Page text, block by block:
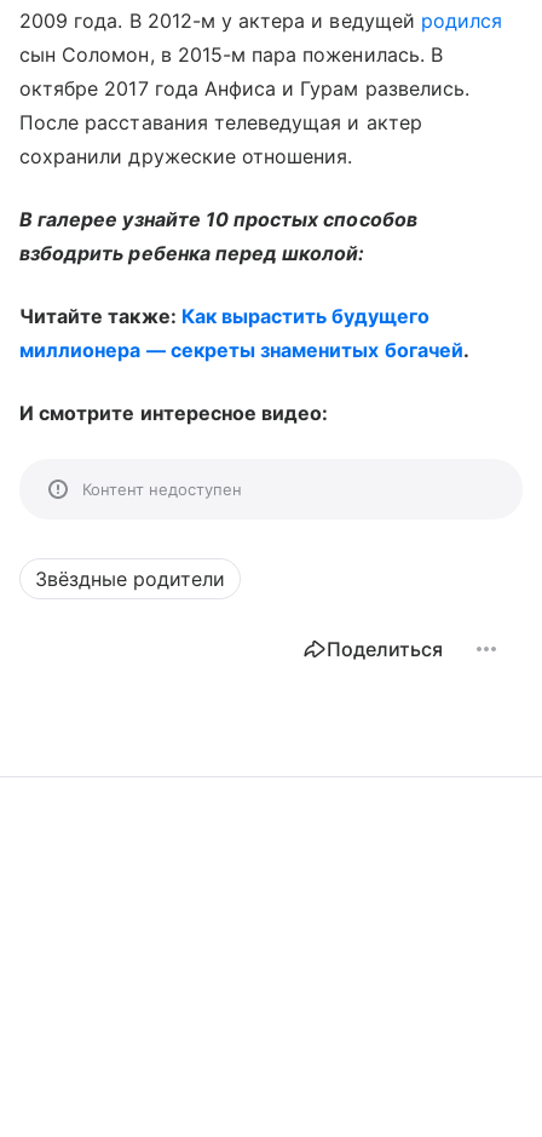
2009 года. В 2012-м у актера и ведущей родился
сын Соломон, в 2015-м пара поженилась. В
октябре 2017 года Анфиса и Гурам развелись.
После расставания телеведущая и актер
сохранили дружеские отношения.
В галерее узнайте 10 простых способов
взбодрить ребенка перед школой:
Читайте также: Как вырастить будущего
миллионера — секреты знаменитых богачей.
И смотрите интересное видео:
Контент недоступен
Звёздные родители
Поделиться